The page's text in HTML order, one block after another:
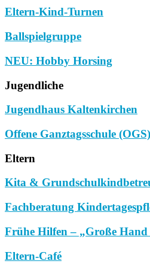
Eltern-Kind-Turnen
Ballspielgruppe
NEU: Hobby Horsing
Jugendliche
Jugendhaus Kaltenkirchen
Offene Ganztagsschule (OGS)
Eltern
Kita &
Fachberatung
Frühe Hilfen – „Große
Eltern-Café